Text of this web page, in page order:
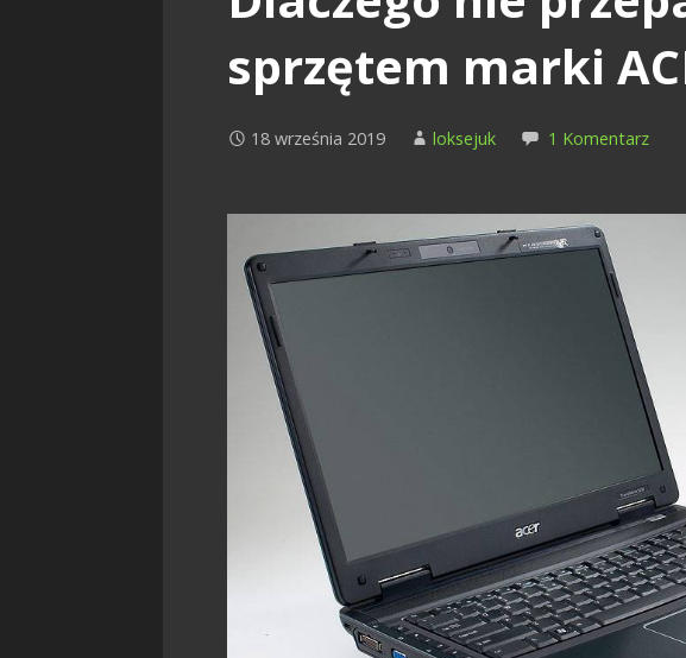
sprzętem marki
18 września 2019 loksejuk 1 Komentarz